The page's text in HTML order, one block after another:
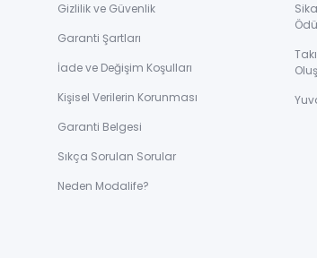
Gizlilik ve Güvenlik
Garanti Şartları
İade ve Değişim Koşulları
Kişisel Verilerin Korunması
Garanti Belgesi
Sıkça Sorulan Sorular
Neden Modalife?